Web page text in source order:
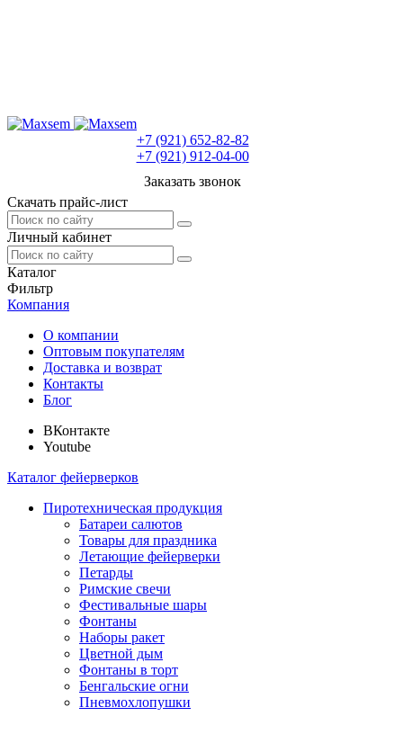
+7 (921) 652-82-82
+7 (921) 912-04-00
Заказать звонок
Скачать прайс-лист
Личный кабинет
Каталог
Фильтр
Компания
О компании
Оптовым покупателям
Доставка и возврат
Контакты
Блог
ВКонтакте
Youtube
Каталог фейерверков
Пиротехническая продукция
Батареи салютов
Товары для праздника
Летающие фейерверки
Петарды
Римские свечи
Фестивальные шары
Фонтаны
Наборы ракет
Цветной дым
Фонтаны в торт
Бенгальские огни
Пневмохлопушки